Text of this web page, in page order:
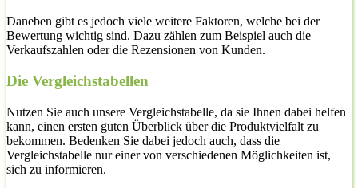
Daneben gibt es jedoch viele weitere Faktoren, welche bei der
Bewertung wichtig sind. Dazu zählen zum Beispiel auch die
Verkaufszahlen oder die Rezensionen von Kunden.
Die Vergleichstabellen
Nutzen Sie auch unsere Vergleichstabelle, da sie Ihnen dabei helfen
kann, einen ersten guten Überblick über die Produktvielfalt zu
bekommen. Bedenken Sie dabei jedoch auch, dass die
Vergleichstabelle nur einer von verschiedenen Möglichkeiten ist,
sich zu informieren.